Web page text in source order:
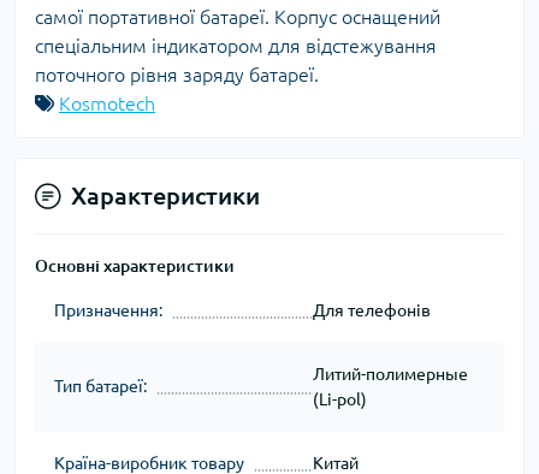
самої портативної батареї. Корпус оснащений
спеціальним індикатором для відстежування
поточного рівня заряду батареї.
Kosmotech
Характеристики
Основні характеристики
Призначення: Для телефонів
Тип батареї:
Литий-полимерные
(Li-pol)
Країна-виробник товару Китай